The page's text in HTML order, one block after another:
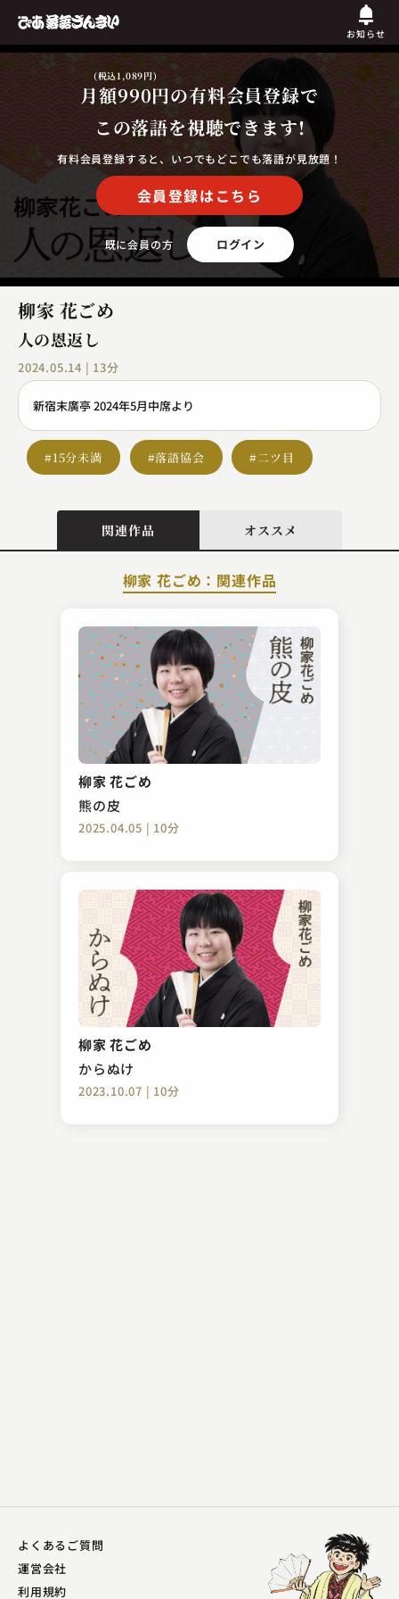
お知らせ
月額990円
(税込1,089円)
の有料会員登録で
この落語を視聴できます!
有料会員登録すると、いつでもどこでも落語が見放題！
会員登録はこちら
既に会員の方 ログイン
柳家 花ごめ
人の恩返し
2024.05.14 | 13分
新宿末廣亭 2024年5月中席より
#15分未満 #落語協会 #二ツ目
関連作品 オススメ
柳家 花ごめ：関連作品
柳家 花ごめ
熊の皮
2025.04.05 | 10分
柳家 花ごめ
からぬけ
2023.10.07 | 10分
古今亭 志ん五
お天気ランド
2023.10.28 | 14分
柳家 小袁治
紀州
2023.04.30 | 13分
よくあるご質問
運営会社
利用規約